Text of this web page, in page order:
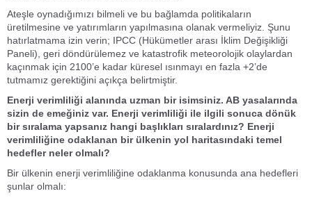
Ateşle oynadığımızı bilmeli ve bu bağlamda politikaların
üretilmesine ve yatırımların yapılmasına olanak vermeliyiz. Şunu
hatırlatmama izin verin; IPCC (Hükümetler arası İklim Değişikliği
Paneli), geri döndürülemez ve katastrofik meteorolojik olaylardan
kaçınmak için 2100’e kadar küresel ısınmayı en fazla +2’de
tutmamız gerektiğini açıkça belirtmiştir.
Enerji verimliliği alanında uzman bir isimsiniz. AB yasalarında
sizin de emeğiniz var. Enerji verimliliği ile ilgili sonuca dönük
bir sıralama yapsanız hangi başlıkları sıralardınız? Enerji
verimliliğine odaklanan bir ülkenin yol haritasındaki temel
hedefler neler olmalı?
Bir ülkenin enerji verimliliğine odaklanma konusunda ana hedefleri
şunlar olmalı: